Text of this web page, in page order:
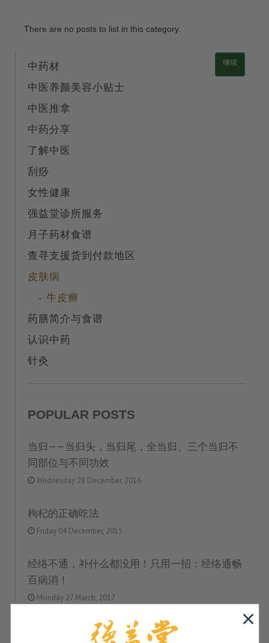
There are no posts to list in this category.
继续
中药材
中医养颜美容小贴士
中医推拿
中药分享
了解中医
刮痧
女性健康
强益堂诊所服务
月子药材食谱
查寻支援货到付款地区
皮肤病
- 牛皮癣
药膳简介与食谱
认识中药
针灸
POPULAR POSTS
当归——当归头，当归尾，全当归、三个当归不
同部位与不同功效
Wednesday 28 December, 2016
枸杞的正确吃法
Friday 04 December, 2015
经络不通，补什么都没用！只用一招：经络通畅
百病消！
Monday 27 March, 2017